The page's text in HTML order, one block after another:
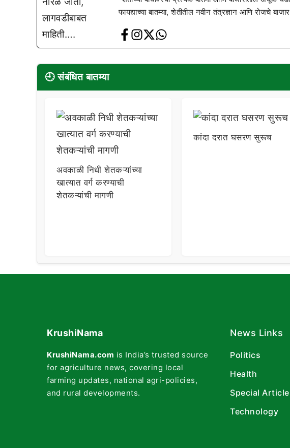
फायद्याच्या बातम्या, शेतीतील नवीन तंत्रज्ञान आणि रोजचे
🕘 संबंधित बातम्या
अवकाळी निधी शेतकऱ्यांच्या
खात्यात वर्ग करण्याची
शेतकऱ्यांची मागणी
कांदा दरात घसरण सुरूच
KrushiNama
KrushiNama.com is India’s trusted source
for agriculture news, covering local
farming updates, national agri-policies,
and rural developments.
News Links
Politics
Health
Special
Technology